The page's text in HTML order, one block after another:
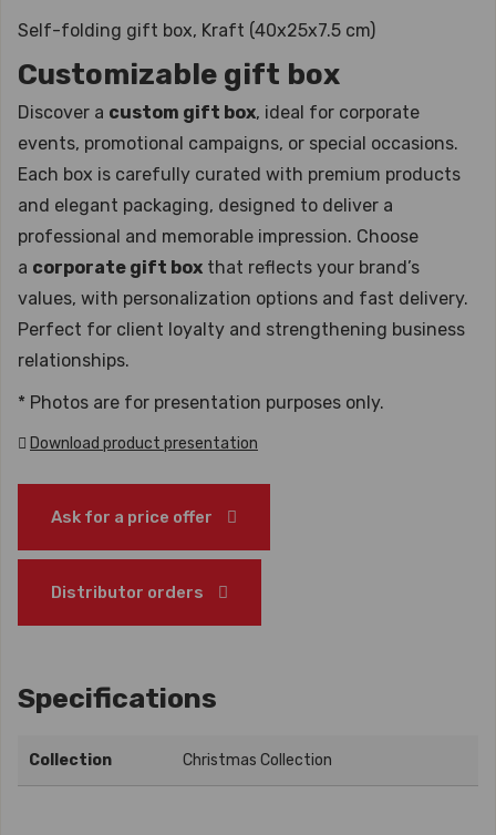
Self-folding gift box, Kraft (40x25x7.5 cm)
Customizable gift box
Discover a custom gift box, ideal for corporate
events, promotional campaigns, or special occasions.
Each box is carefully curated with premium products
and elegant packaging, designed to deliver a
professional and memorable impression. Choose
a corporate gift box that reflects your brand’s
values, with personalization options and fast delivery.
Perfect for client loyalty and strengthening business
relationships.
* Photos are for presentation purposes only.
Download product presentation
Ask for a price offer
Distributor orders
Specifications
Collection Christmas Collection